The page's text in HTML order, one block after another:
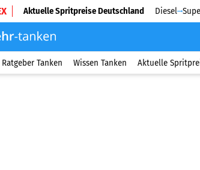
Aktuelle Spritpreise Deutschland Diesel
Ratgeber Tanken Wissen Tanken Aktuelle